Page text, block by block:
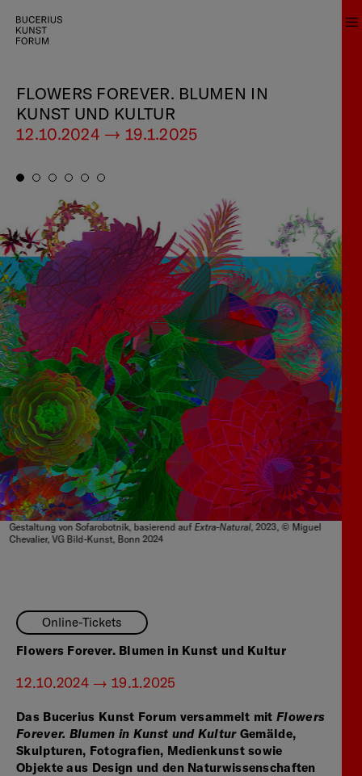
FLOWERS FOREVER. BLUMEN IN
KUNST UND KULTUR
12.10.2024 — 19.1.2025
Gestaltung von Sofarobotnik, basierend auf Extra-Natural, 2023, © Miguel
Chevalier, VG Bild-Kunst, Bonn 2024
Online-Tickets
Flowers Forever. Blumen in Kunst und Kultur
12.10.2024 — 19.1.2025
Das Bucerius Kunst Forum versammelt mit Flowers
Forever. Blumen in Kunst und KulturGemälde,
Skulpturen, Fotografien, Medienkunst sowie
Objekte aus Design und den Naturwissenschaften